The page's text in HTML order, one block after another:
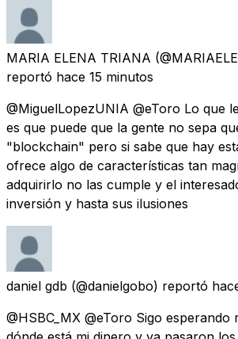
MARIA ELENA TRIANA
reportó hace 15 minutos
@MiguelLopezUNIA @eToro Lo que
es que puede que la gente no sepa
"blockchain" pero si sabe que hay
ofrece algo de características tan
adquirirlo no las cumple y el
inversión y hasta sus ilusiones
daniel gdb (@danielgobo) reportó
@HSBC_MX @eToro Sigo esperando